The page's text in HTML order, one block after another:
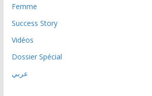
Femme
Success Story
Vidéos
Dossier Spécial
عربي